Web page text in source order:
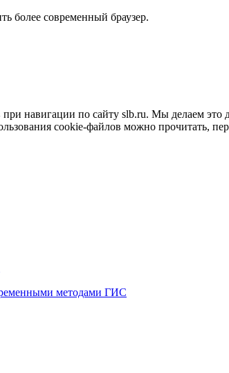
более современный браузер.
навигации по сайту slb.ru. Мы делаем это
cookie-файлов можно прочитать,
методами ГИС